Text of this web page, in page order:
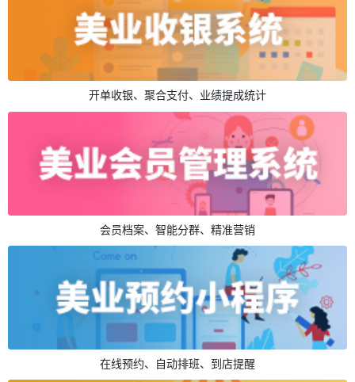
开单收银、聚合支付、业绩提成统计
会员档案、智能分群、精准营销
在线预约、自动排班、到店提醒